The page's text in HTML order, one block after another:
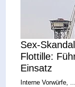
Sex-
Flottille:
Einsatz
Interne Vorwürfe, ...